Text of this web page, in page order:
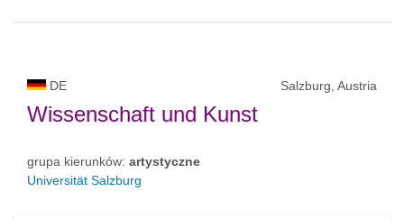
DE Salzburg, Austria
Wissenschaft und Kunst
grupa kierunków: artystyczne
Universität Salzburg